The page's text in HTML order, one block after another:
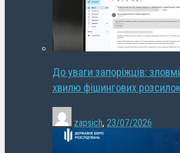
До уваги запоріжців:
хвилю фішингових розсилок
zapsich, 23/07/2026